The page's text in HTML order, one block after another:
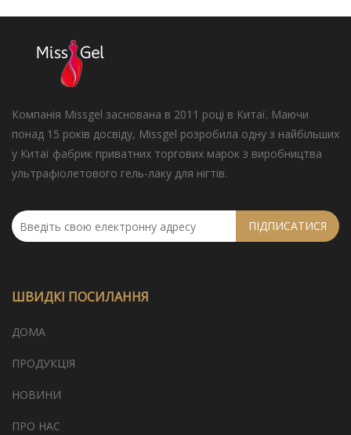
Компанія Missgel заснована в 2011 році в Китаї. Маючи
понад 15 років досвіду, Missgel розробила одну з найбільших
у Китаї фабрик приватних торгових марок з виробництва
ультрафіолетового гель-лаку для нігтів.
ПІДПИСАТИСЯ
ШВИДКІ ПОСИЛАННЯ
ДОМА
ПРОДУКЦІЯ
НОВИНИ
ПРО НАС